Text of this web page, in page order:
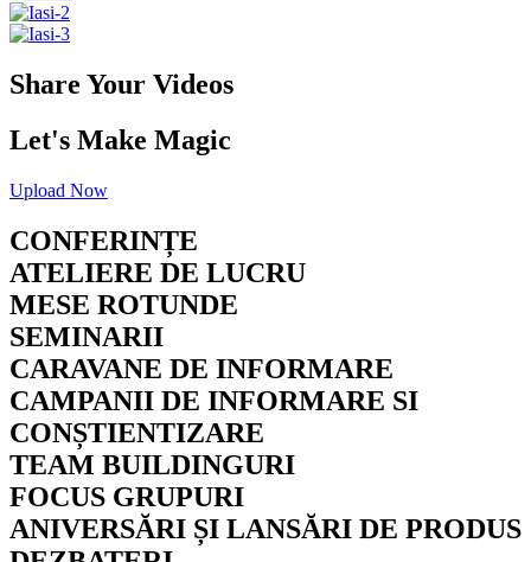
Share Your Videos
Let's Make Magic
Upload Now
CONFERINȚE
ATELIERE DE LUCRU
MESE ROTUNDE
SEMINARII
CARAVANE DE INFORMARE
CAMPANII DE INFORMARE SI
CONȘTIENTIZARE
TEAM BUILDINGURI
FOCUS GRUPURI
ANIVERSĂRI ȘI LANSĂRI DE PRODUS